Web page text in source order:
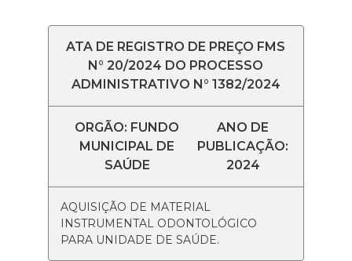
ATA DE REGISTRO DE PREÇO FMS
N° 20/2024 DO PROCESSO
ADMINISTRATIVO N° 1382/2024
ORGÃO: FUNDO
MUNICIPAL DE
SAÚDE
ANO DE
PUBLICAÇÃO:
2024
AQUISIÇÃO DE MATERIAL
INSTRUMENTAL ODONTOLÓGICO
PARA UNIDADE DE SAÚDE.